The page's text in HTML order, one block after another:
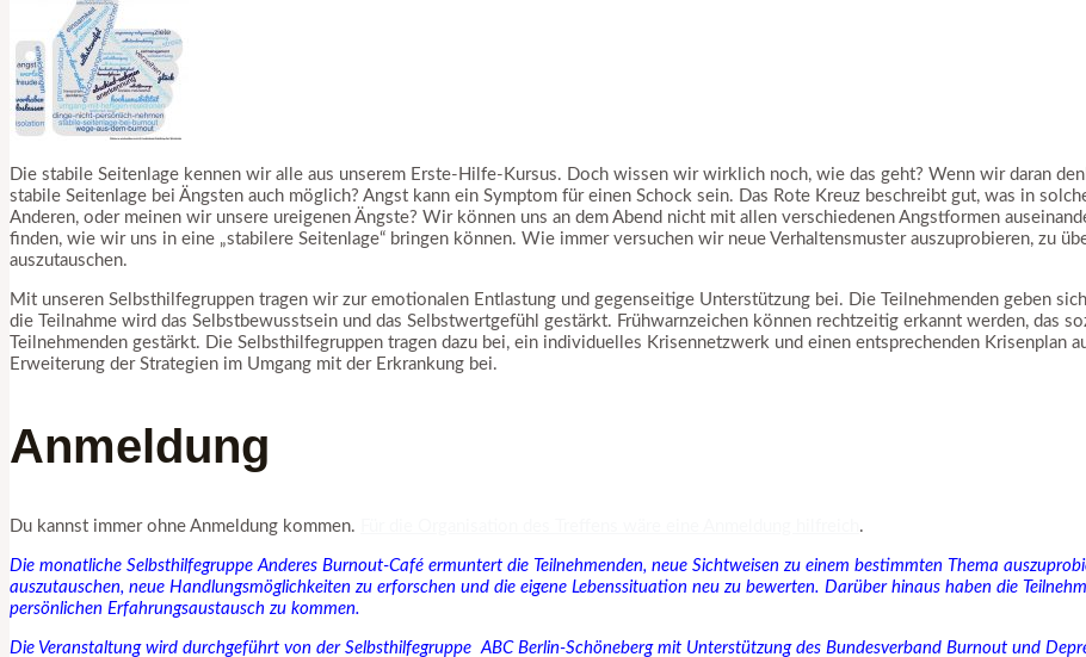
Die stabile Seitenlage kennen wir alle aus unserem Erste-Hilfe-Kursus. Doch wissen wir wirklich noch, wie das geht? Wenn wir daran
stabile Seitenlage bei Ängsten auch möglich? Angst kann ein Symptom für einen Schock sein. Das Rote Kreuz beschreibt gut, was in
Anderen, oder meinen wir unsere ureigenen Ängste? Wir können uns an dem Abend nicht mit allen verschiedenen Angstformen
finden, wie wir uns in eine „stabilere Seitenlage“ bringen können. Wie immer versuchen wir neue Verhaltensmuster auszuprobieren, zu
auszutauschen.
Mit unseren Selbsthilfegruppen tragen wir zur emotionalen Entlastung und gegenseitige Unterstützung bei. Die Teilnehmenden geben
die Teilnahme wird das Selbstbewusstsein und das Selbstwertgefühl gestärkt. Frühwarnzeichen können rechtzeitig erkannt werden, das
Teilnehmenden gestärkt. Die Selbsthilfegruppen tragen dazu bei, ein individuelles Krisennetzwerk und einen entsprechenden Krisenplan
Erweiterung der Strategien im Umgang mit der Erkrankung bei.
Anmeldung
Du kannst immer ohne Anmeldung kommen. .
Die monatliche Selbsthilfegruppe Anderes Burnout-Café ermuntert die Teilnehmenden, neue Sichtweisen zu einem bestimmten Thema
auszutauschen, neue Handlungsmöglichkeiten zu erforschen und die eigene Lebenssituation neu zu bewerten. Darüber hinaus haben die
persönlichen Erfahrungsaustausch zu kommen.
Die Veranstaltung wird durchgeführt von der Selbsthilfegruppe ABC Berlin-Schöneberg mit Unterstützung des Bundesverband Burnout und